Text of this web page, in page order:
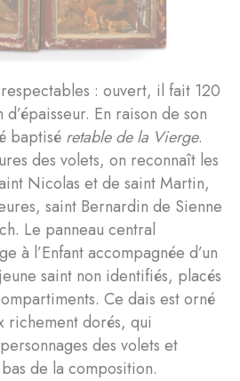
: ouvert, il fait 120
En raison de son
baptisé retable de la Vierge.
des volets, on reconnaît les
Nicolas et de saint Martin,
saint Bernardin de Sienne
Le panneau central
à l’Enfant accompagnée d’un
saint non identifiés, placés
Ce dais est orné
richement dorés, qui
des volets et
de la composition.